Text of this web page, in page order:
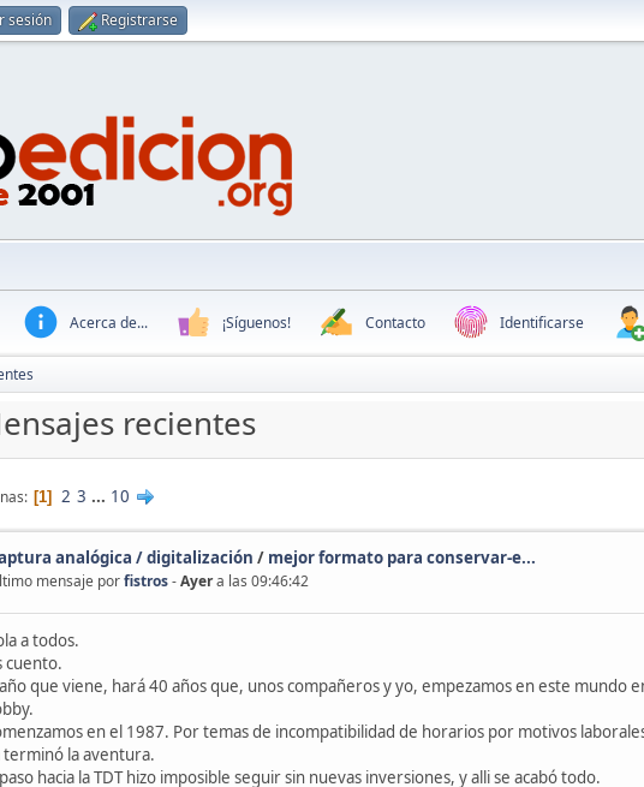
sesión Registrarse
Acerca de... ¡Síguenos! Contacto Identificarse
recientes
1 2 3 ... 10
analógica / digitalización / mejor formato para conservar-e...
mensaje porfistros-Ayera las 09:46:42
a todos.
cuento.
que viene, hará 40 años que, unos compañeros y yo, empezamos en este mundo
en el 1987. Por temas de incompatibilidad de horarios por motivos
terminó la aventura.
hacia la TDT hizo imposible seguir sin nuevas inversiones, y alli se acabó todo.